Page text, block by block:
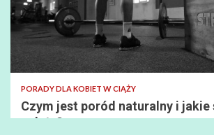
PORADY DLA KOBIET W CIĄŻY
Czym jest poród naturalny i jakie
zalety?